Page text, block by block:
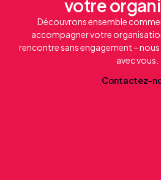
votre
Découvrons ensemble
accompagner votre
rencontre sans engagement – nous
avec vous.
Contactez-n